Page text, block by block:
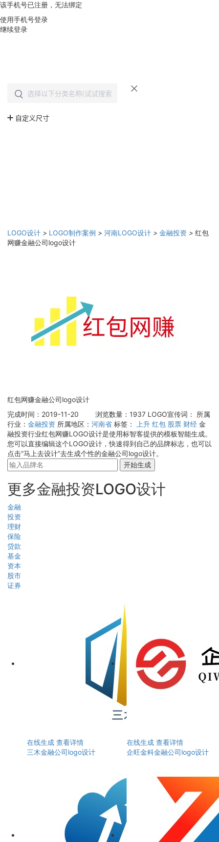
该手机号已注册，无法绑定
使用手机号登录
继续登录
LOGO设计 > LOGO制作案例 > 河南LOGO设计 > 金融投资 > 红包
网赚金融公司logo设计
红包网赚金融公司logo设计
完成时间：2019-11-20
浏览数量：1937 LOGO宣传词：
所属
行业： 金融投资 所属地区： 河南省 标签： 上升 红包 股票 财经 金
融投资行业红包网赚LOGO设计是使用标智客提供的模板智能生成。
您可以直接编辑这个LOGO设计，快速得到自己的品牌标志，也可以
点击“马上去设计”去生成个性的金融公司logo设计。
开始生成
更多金融投资LOGO设计
金融
投资
理财
保险
贷款
基金
资本
股市
证券
在线生成 查看详情
三木金融公司logo设计
在线生成 查看详情
企旺金科金融公司logo设计